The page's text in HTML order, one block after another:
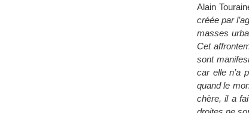
Alain
créée par
masses
Cet
sont
car elle n’a
quand le
chère, il a